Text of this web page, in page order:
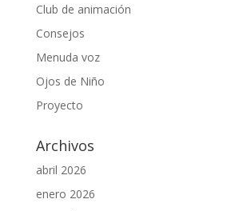
Club de animación
Consejos
Menuda voz
Ojos de Niño
Proyecto
Archivos
abril 2026
enero 2026